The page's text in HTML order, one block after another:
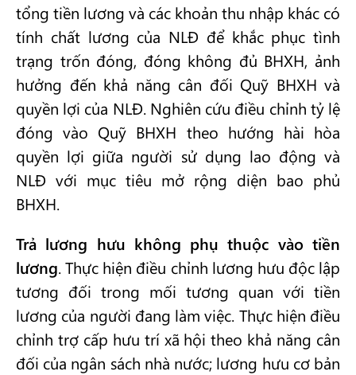
tổng tiền lương và các khoản thu nhập khác có
tính chất lương của NLĐ để khắc phục tình
trạng trốn đóng, đóng không đủ BHXH, ảnh
hưởng đến khả năng cân đối Quỹ BHXH và
quyền lợi của NLĐ. Nghiên cứu điều chỉnh tỷ lệ
đóng vào Quỹ BHXH theo hướng hài hòa
quyền lợi giữa người sử dụng lao động và
NLĐ với mục tiêu mở rộng diện bao phủ
BHXH.
Trả lương hưu không phụ thuộc vào tiền
lương. Thực hiện điều chỉnh lương hưu độc lập
tương đối trong mối tương quan với tiền
lương của người đang làm việc. Thực hiện điều
chỉnh trợ cấp hưu trí xã hội theo khả năng cân
đối của ngân sách nhà nước; lương hưu cơ bản